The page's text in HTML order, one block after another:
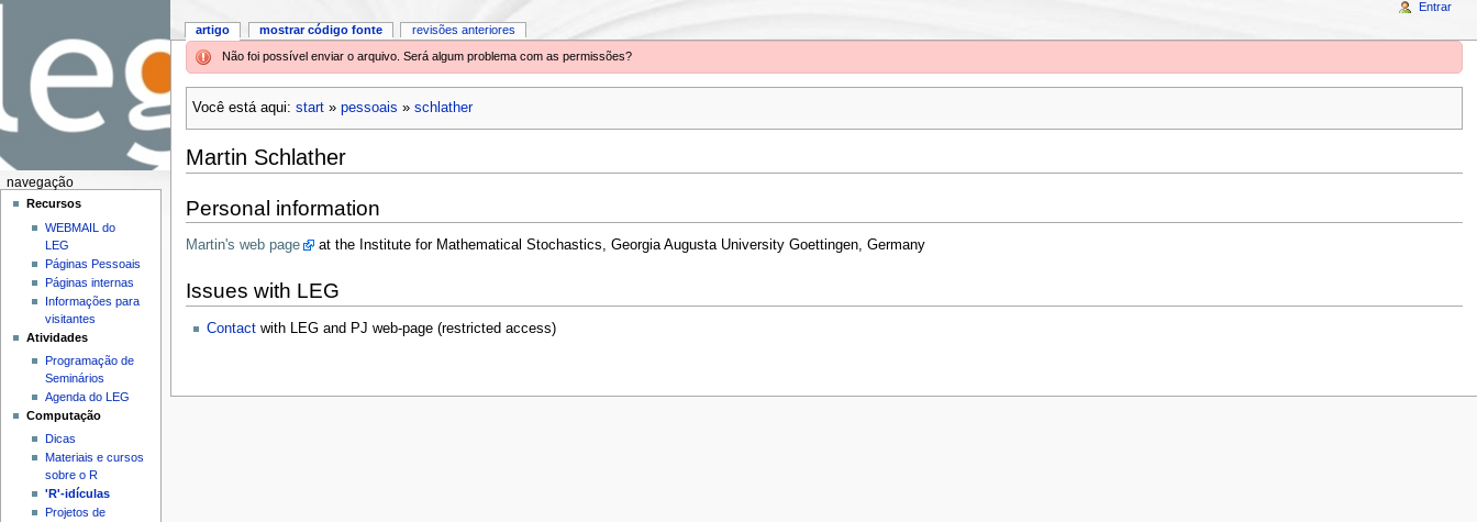
Não foi possível enviar o arquivo. Será algum problema com as permissões?
Você está aqui: start» pessoais » schlather
Martin Schlather
Personal information
Martin's web page at the Institute for Mathematical Stochastics, Georgia Augusta University Goettingen, Germany
Issues with LEG
Contactwith LEG and PJ web-page (restricted access)
artigo mostrar código fonte revisões anteriores
Entrar
navegação
Recursos
WEBMAIL do
LEG
Páginas Pessoais
Páginas internas
Informações para
visitantes
Atividades
Programação de
Seminários
Agenda do LEG
Computação
Dicas
Materiais e cursos
sobre o R
'R'-idículas
Projetos de